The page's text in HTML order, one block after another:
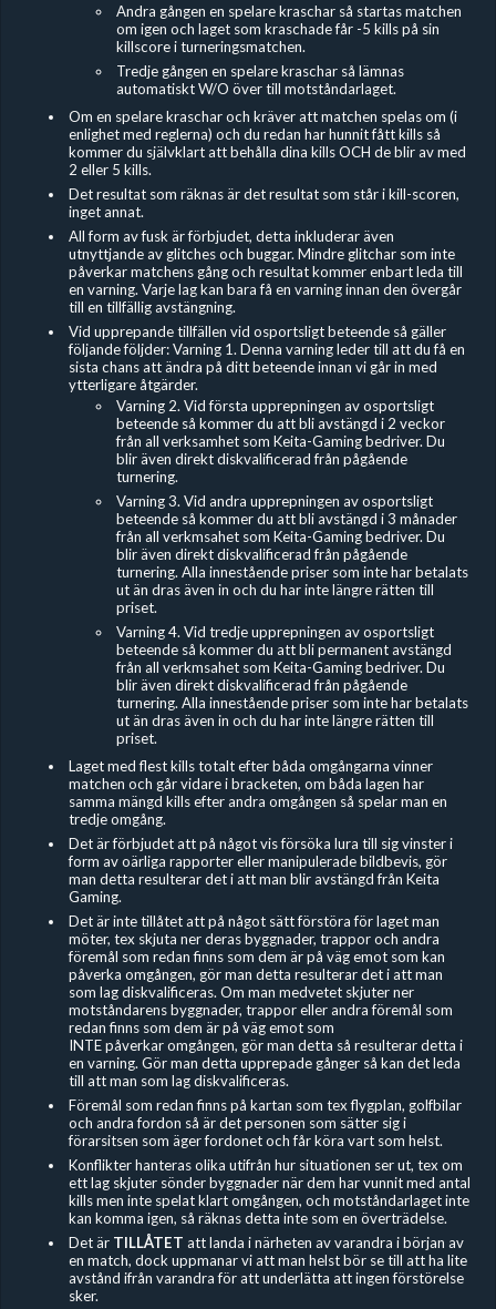
Andra gången en spelare kraschar så startas matchen
om igen och laget som kraschade får -5 kills på sin
killscore i turneringsmatchen.
Tredje gången en spelare kraschar så lämnas
automatiskt W/O över till motståndarlaget.
Om en spelare kraschar och kräver att matchen spelas om (i
enlighet med reglerna) och du redan har hunnit fått kills så
kommer du självklart att behålla dina kills OCH de blir av med
2 eller 5 kills.
Det resultat som räknas är det resultat som står i kill-scoren,
inget annat.
All form av fusk är förbjudet, detta inkluderar även
utnyttjande av glitches och buggar. Mindre glitchar som inte
påverkar matchens gång och resultat kommer enbart leda till
en varning. Varje lag kan bara få en varning innan den övergår
till en tillfällig avstängning.
Vid upprepande tillfällen vid osportsligt beteende så gäller
följande följder: Varning 1. Denna varning leder till att du få en
sista chans att ändra på ditt beteende innan vi går in med
ytterligare åtgärder.
Varning 2. Vid första upprepningen av osportsligt
beteende så kommer du att bli avstängd i 2 veckor
från all verksamhet som Keita-Gaming bedriver. Du
blir även direkt diskvalificerad från pågående
turnering.
Varning 3. Vid andra upprepningen av osportsligt
beteende så kommer du att bli avstängd i 3 månader
från all verkmsahet som Keita-Gaming bedriver. Du
blir även direkt diskvalificerad från pågående
turnering. Alla innestående priser som inte har betalats
ut än dras även in och du har inte längre rätten till
priset.
Varning 4. Vid tredje upprepningen av osportsligt
beteende så kommer du att bli permanent avstängd
från all verkmsahet som Keita-Gaming bedriver. Du
blir även direkt diskvalificerad från pågående
turnering. Alla innestående priser som inte har betalats
ut än dras även in och du har inte längre rätten till
priset.
Laget med flest kills totalt efter båda omgångarna vinner
matchen och går vidare i bracketen, om båda lagen har
samma mängd kills efter andra omgången så spelar man en
tredje omgång.
Det är förbjudet att på något vis försöka lura till sig vinster i
form av oärliga rapporter eller manipulerade bildbevis, gör
man detta resulterar det i att man blir avstängd från Keita
Gaming.
Det är inte tillåtet att på något sätt förstöra för laget man
möter, tex skjuta ner deras byggnader, trappor och andra
föremål som redan finns som dem är på väg emot som kan
påverka omgången, gör man detta resulterar det i att man
som lag diskvalificeras. Om man medvetet skjuter ner
motståndarens byggnader, trappor eller andra föremål som
redan finns som dem är på väg emot som
INTE påverkar omgången, gör man detta så resulterar detta i
en varning. Gör man detta upprepade gånger så kan det leda
till att man som lag diskvalificeras.
Föremål som redan finns på kartan som tex flygplan, golfbilar
och andra fordon så är det personen som sätter sig i
förarsitsen som äger fordonet och får köra vart som helst.
Konflikter hanteras olika utifrån hur situationen ser ut, tex om
ett lag skjuter sönder byggnader när dem har vunnit med antal
kills men inte spelat klart omgången, och motståndarlaget inte
kan komma igen, så räknas detta inte som en överträdelse.
Det är TILLÅTET att landa i närheten av varandra i början av
en match, dock uppmanar vi att man helst bör se till att ha lite
avstånd ifrån varandra för att underlätta att ingen förstörelse
sker.